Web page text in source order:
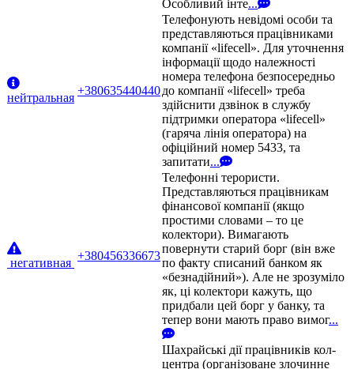
Особливий інте...
нейтральная
+380635440440
Телефонують невідомі особи та
представляються працівниками
компанії «lifecell». Для уточнення
інформації щодо належності
номера телефона безпосередньо
до компанії «lifecell» треба
здійснити дзвінок в службу
підтримки оператора «lifecell»
(гаряча лінія оператора) на
офіційний номер 5433, та
запитати...
негативная
+380456336673
Телефонні терористи.
Представляються працівникам
фінансової компанії (якщо
простими словами – то це
колектори). Вимагають
повернути старий борг (він вже
по факту списаний банком як
«безнадійний»). Але не зрозуміло
як, ці колектори кажуть, що
придбали цей борг у банку, та
тепер вони мають право вимог...
Шахрайські дії працівників кол-
центра (організоване злочинне